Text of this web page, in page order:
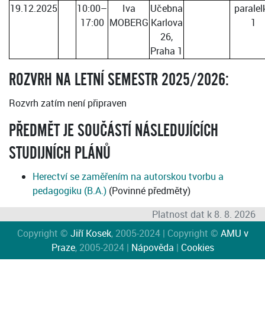
19.12.2025
10:00–
17:00
Iva
MOBERG
Učebna
Karlova
26,
Praha 1
1
ROZVRH NA LETNÍ SEMESTR 2025/2026:
Rozvrh zatím není připraven
PŘEDMĚT JE SOUČÁSTÍ NÁSLEDUJÍCÍCH
STUDIJNÍCH PLÁNŮ
Herectví se zaměřením na autorskou tvorbu a
pedagogiku (B.A.) (Povinné předměty)
Platnost dat k 8. 8. 2026
Copyright © Jiří Kosek, 2005-2024 | Copyright © AMU v
Praze, 2005-2024 | Nápověda | Cookies